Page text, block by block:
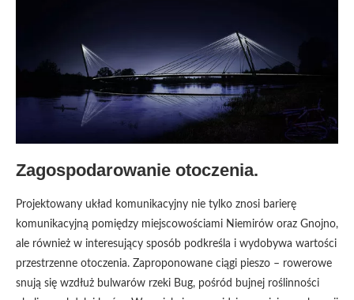
Zagospodarowanie otoczenia.
Projektowany układ komunikacyjny nie tylko znosi barierę
komunikacyjną pomiędzy miejscowościami Niemirów oraz Gnojno,
ale również w interesujący sposób podkreśla i wydobywa wartości
przestrzenne otoczenia. Zaproponowane ciągi pieszo – rowerowe
snują się wzdłuż bulwarów rzeki Bug, pośród bujnej roślinności